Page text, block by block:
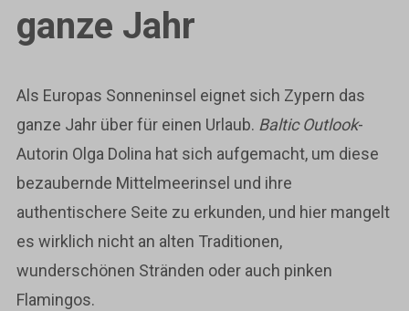
ganze Jahr
Als Europas Sonneninsel eignet sich Zypern das
ganze Jahr über für einen Urlaub. Baltic Outlook-
Autorin Olga Dolina hat sich aufgemacht, um diese
bezaubernde Mittelmeerinsel und ihre
authentischere Seite zu erkunden, und hier mangelt
es wirklich nicht an alten Traditionen,
wunderschönen Stränden oder auch pinken
Flamingos.